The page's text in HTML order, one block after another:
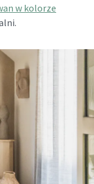
w kolorze